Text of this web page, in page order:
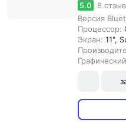
5.0
8
Версия
Процессор:
Экран: 11",